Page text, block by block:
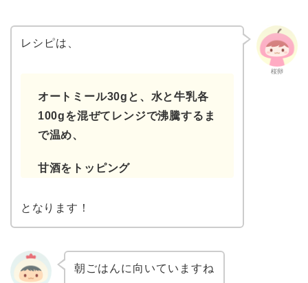
桜卵
レシピは、
オートミール30gと、水と牛乳各
100gを混ぜてレンジで沸騰するま
で温め、
甘酒をトッピング
となります！
朝ごはんに向いていますね